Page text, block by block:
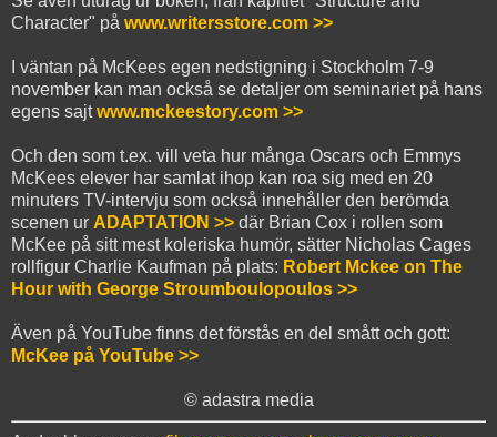
Character" på www.writersstore.com >>
I väntan på McKees egen nedstigning i Stockholm 7-9
november kan man också se detaljer om seminariet på hans
egens sajtwww.mckeestory.com >>
Och den som t.ex. vill veta hur många Oscars och Emmys
McKees elever har samlat ihop kan roa sig med en 20
minuters TV-intervju som också innehåller den berömda
scenen ur ADAPTATION >> där Brian Cox i rollen som
McKee på sitt mest koleriska humör, sätter Nicholas Cages
rollfigur Charlie Kaufman på plats: Robert Mckee on The
Hour with George Stroumboulopoulos >>
Även på YouTube finns det förstås en del smått och gott:
McKee på YouTube >>
© adastra media